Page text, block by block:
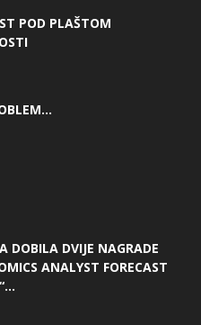
POD PLAŠTOM
DOBILA DVIJE NAGRADE
ANALYST FORECAST